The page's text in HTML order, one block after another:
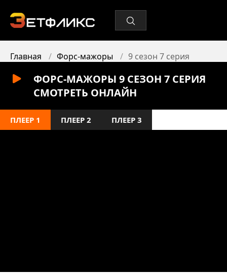
Главная Форс-мажоры 9 сезон 7 серия
ФОРС-МАЖОРЫ 9 СЕЗОН 7 СЕРИЯ
СМОТРЕТЬ ОНЛАЙН
ПЛЕЕР 1 ПЛЕЕР 2 ПЛЕЕР 3